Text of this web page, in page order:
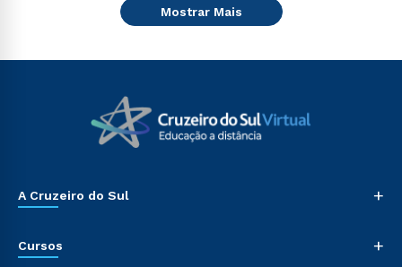
Mostrar Mais
A Cruzeiro do Sul +
Cursos +